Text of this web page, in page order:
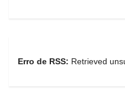
Erro de RSS: Retrieved